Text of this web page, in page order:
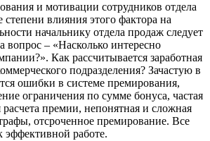
и мотивации сотрудников отдела
влияния этого фактора на
начальнику отдела продаж следует
вопрос – «Насколько интересно
Как рассчитывается заработная
подразделения? Зачастую в
ошибки в системе премирования,
ограничения по сумме бонуса, частая
расчета премии, непонятная и сложная
отсроченное премирование. Все
эффективной работе.